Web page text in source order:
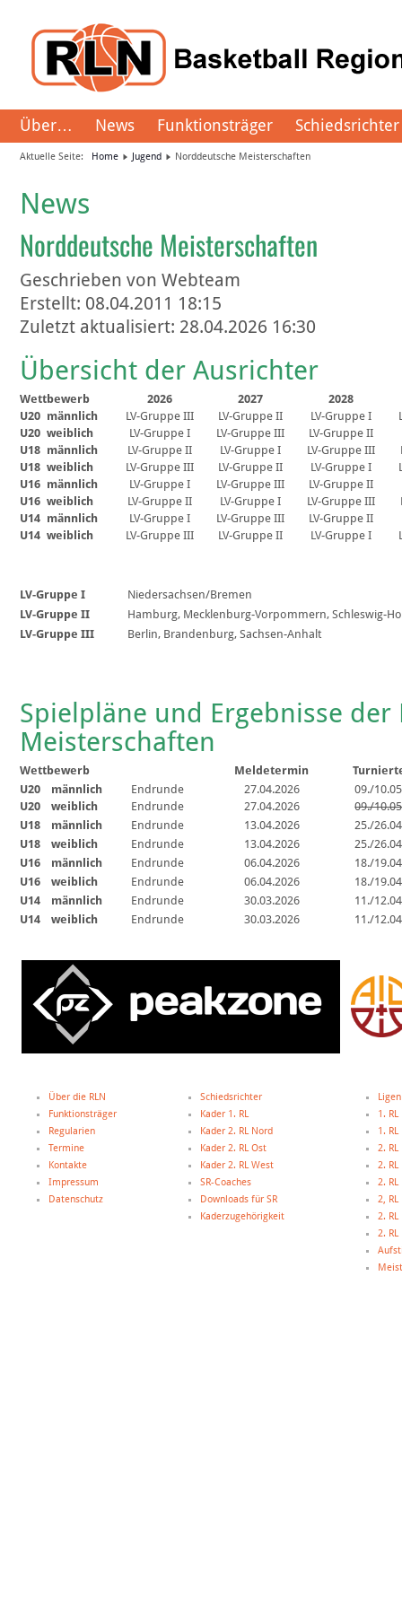
Über… News Funktionsträger Schiedsrichter
Aktuelle Seite: Home Jugend Norddeutsche Meisterschaften
News
Norddeutsche Meisterschaften
Geschrieben von Webteam
Erstellt: 08.04.2011 18:15
Zuletzt aktualisiert: 28.04.2026 16:30
Übersicht der Ausrichter
Wettbewerb 2026 2027
2028
U20 männlich LV-Gruppe III LV-Gruppe II LV-Gruppe I
U20 weiblich LV-Gruppe I LV-Gruppe III
LV-Gruppe II
U18 männlich LV-Gruppe II LV-Gruppe I LV-Gruppe III
U18 weiblich LV-Gruppe III LV-Gruppe II LV-Gruppe I
U16 männlich LV-Gruppe I LV-Gruppe III
LV-Gruppe II
U16 weiblich LV-Gruppe II LV-Gruppe I LV-Gruppe III
U14 männlich LV-Gruppe I LV-Gruppe III
LV-Gruppe II
U14 weiblich LV-Gruppe III LV-Gruppe II LV-Gruppe I
LV-Gruppe I
Niedersachsen/Bremen
LV-Gruppe II
Hamburg, Mecklenburg-Vorpommern, Schleswig-
LV-Gruppe III
Berlin, Brandenburg, Sachsen-Anhalt
Spielpläne und Ergebnisse
Meisterschaften
Wettbewerb Meldetermin
U20
männlich Endrunde 27.04.2026
09./
U20
weiblich Endrunde 27.04.2026
09./
U18
männlich Endrunde 13.04.2026
25./
U18
weiblich Endrunde 13.04.2026
25./
U16
männlich Endrunde 06.04.2026
18./
U16
weiblich Endrunde 06.04.2026
18./
U14
männlich Endrunde 30.03.2026
11./
U14
weiblich Endrunde 30.03.2026 11./
Über die RLN
Funktionsträger
Regularien
Termine
Kontakte
Impressum
Datenschutz
Schiedsrichter
Kader 1. RL
Kader 2. RL Nord
Kader 2. RL Ost
Kader 2. RL West
SR-Coaches
Downloads für SR
Kaderzugehörigkeit
Ligen
1.
1.
2.
2.
2.
2,
2.
2.